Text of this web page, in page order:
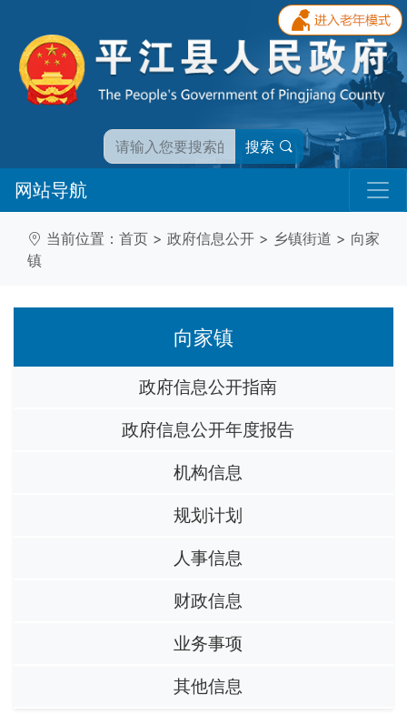
搜索
网站导航
当前位置： 首页 > 政府信息公开 > 乡镇街道 > 向家
镇
向家镇
政府信息公开指南
政府信息公开年度报告
机构信息
规划计划
人事信息
财政信息
业务事项
其他信息